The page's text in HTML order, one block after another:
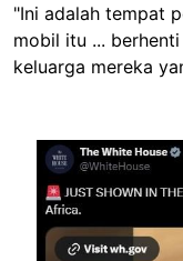
"Ini adalah tempat
mobil itu ...
keluarga mereka
Image